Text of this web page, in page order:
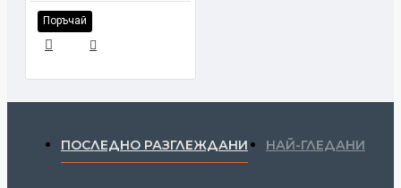
Поръчай
ПОСЛЕДНО РАЗГЛЕЖДАНИ НАЙ-ГЛЕДАНИ